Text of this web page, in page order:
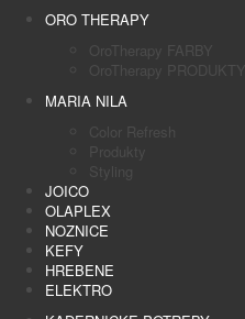
ORO THERAPY
OroTherapy FARBY
OroTherapy PRODUKTY
MARIA NILA
Color Refresh
Produkty
Styling
JOICO
OLAPLEX
NOZNICE
KEFY
HREBENE
ELEKTRO